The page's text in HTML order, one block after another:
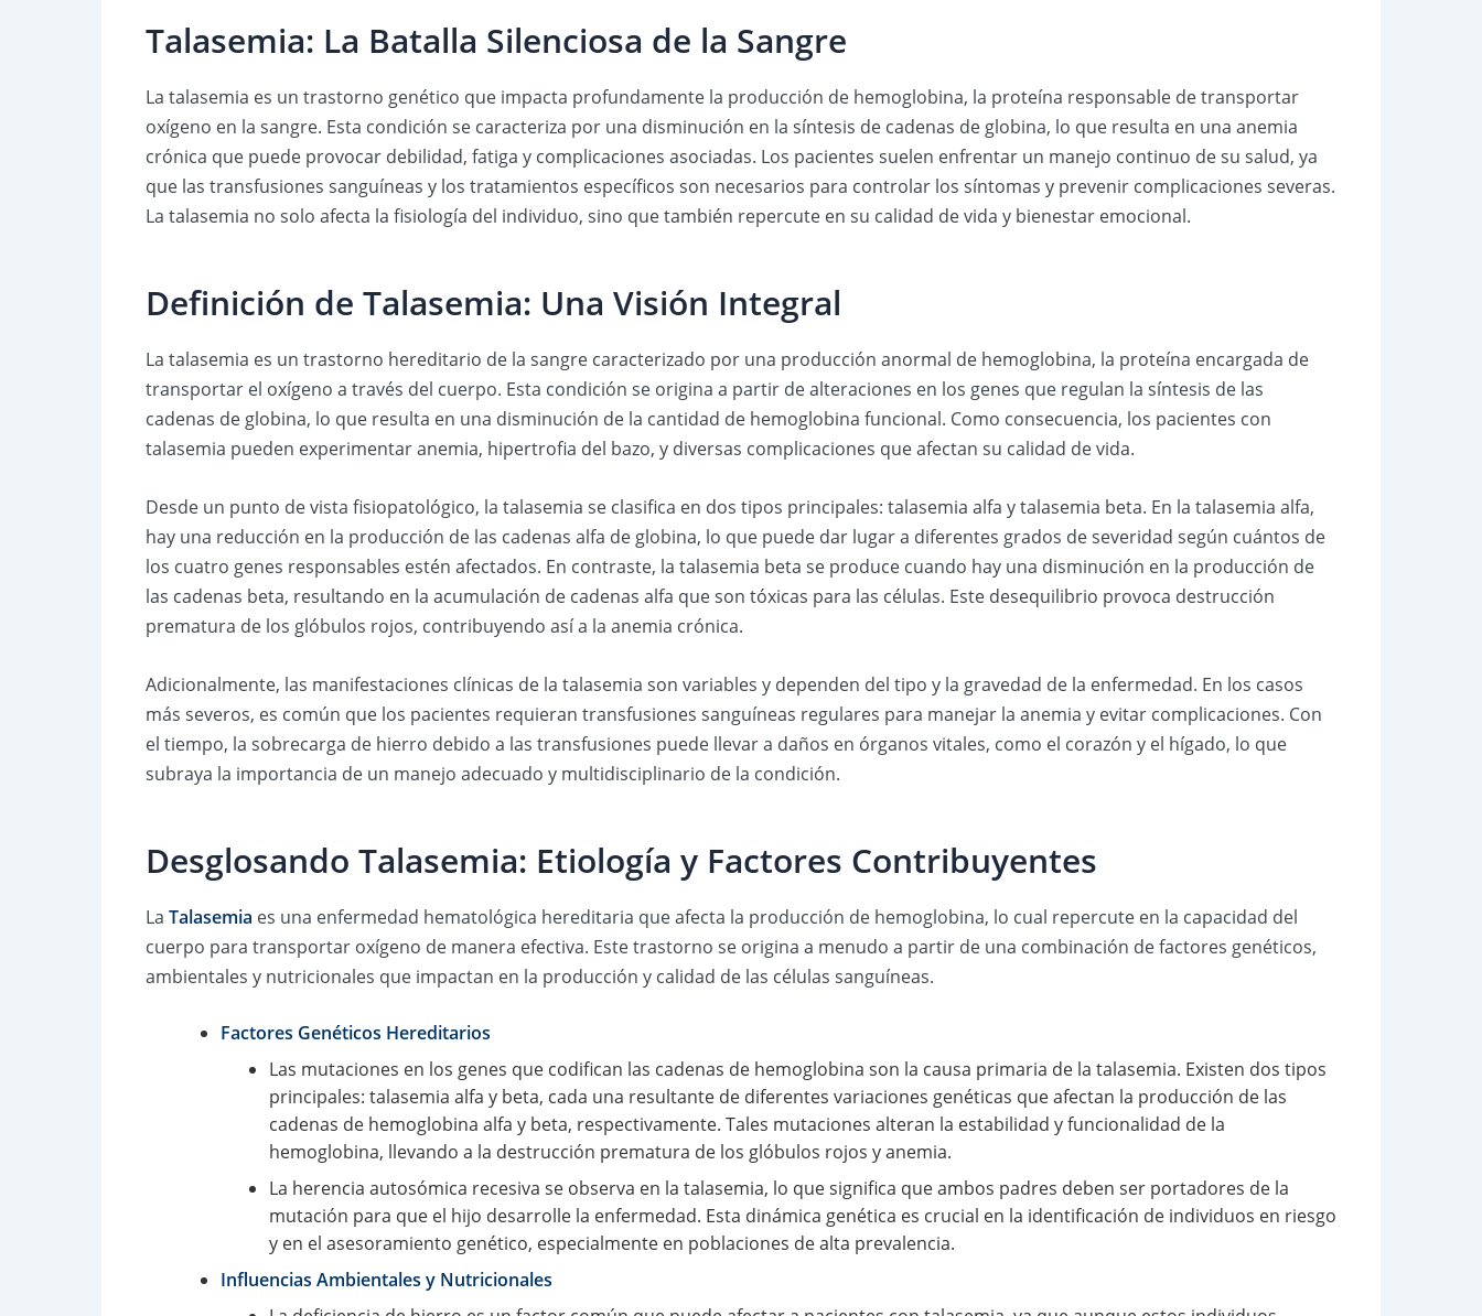
Talasemia: La Batalla Silenciosa de la Sangre
La talasemia es un trastorno genético que impacta profundamente la producción de hemoglobina, la proteína responsable de transportar
oxígeno en la sangre. Esta condición se caracteriza por una disminución en la síntesis de cadenas de globina, lo que resulta en una anemia
crónica que puede provocar debilidad, fatiga y complicaciones asociadas. Los pacientes suelen enfrentar un manejo continuo de su salud, ya
que las transfusiones sanguíneas y los tratamientos específicos son necesarios para controlar los síntomas y prevenir complicaciones severas.
La talasemia no solo afecta la fisiología del individuo, sino que también repercute en su calidad de vida y bienestar emocional.
Definición de Talasemia: Una Visión Integral
La talasemia es un trastorno hereditario de la sangre caracterizado por una producción anormal de hemoglobina, la proteína encargada de
transportar el oxígeno a través del cuerpo. Esta condición se origina a partir de alteraciones en los genes que regulan la síntesis de las
cadenas de globina, lo que resulta en una disminución de la cantidad de hemoglobina funcional. Como consecuencia, los pacientes con
talasemia pueden experimentar anemia, hipertrofia del bazo, y diversas complicaciones que afectan su calidad de vida.
Desde un punto de vista fisiopatológico, la talasemia se clasifica en dos tipos principales: talasemia alfa y talasemia beta. En la talasemia alfa,
hay una reducción en la producción de las cadenas alfa de globina, lo que puede dar lugar a diferentes grados de severidad según cuántos de
los cuatro genes responsables estén afectados. En contraste, la talasemia beta se produce cuando hay una disminución en la producción de
las cadenas beta, resultando en la acumulación de cadenas alfa que son tóxicas para las células. Este desequilibrio provoca destrucción
prematura de los glóbulos rojos, contribuyendo así a la anemia crónica.
Adicionalmente, las manifestaciones clínicas de la talasemia son variables y dependen del tipo y la gravedad de la enfermedad. En los casos
más severos, es común que los pacientes requieran transfusiones sanguíneas regulares para manejar la anemia y evitar complicaciones. Con
el tiempo, la sobrecarga de hierro debido a las transfusiones puede llevar a daños en órganos vitales, como el corazón y el hígado, lo que
subraya la importancia de un manejo adecuado y multidisciplinario de la condición.
Desglosando Talasemia: Etiología y Factores Contribuyentes
La Talasemia es una enfermedad hematológica hereditaria que afecta la producción de hemoglobina, lo cual repercute en la capacidad del
cuerpo para transportar oxígeno de manera efectiva. Este trastorno se origina a menudo a partir de una combinación de factores genéticos,
ambientales y nutricionales que impactan en la producción y calidad de las células sanguíneas.
Factores Genéticos Hereditarios
Las mutaciones en los genes que codifican las cadenas de hemoglobina son la causa primaria de la talasemia. Existen dos tipos
principales: talasemia alfa y beta, cada una resultante de diferentes variaciones genéticas que afectan la producción de las
cadenas de hemoglobina alfa y beta, respectivamente. Tales mutaciones alteran la estabilidad y funcionalidad de la
hemoglobina, llevando a la destrucción prematura de los glóbulos rojos y anemia.
La herencia autosómica recesiva se observa en la talasemia, lo que significa que ambos padres deben ser portadores de la
mutación para que el hijo desarrolle la enfermedad. Esta dinámica genética es crucial en la identificación de individuos en riesgo
y en el asesoramiento genético, especialmente en poblaciones de alta prevalencia.
Influencias Ambientales y Nutricionales